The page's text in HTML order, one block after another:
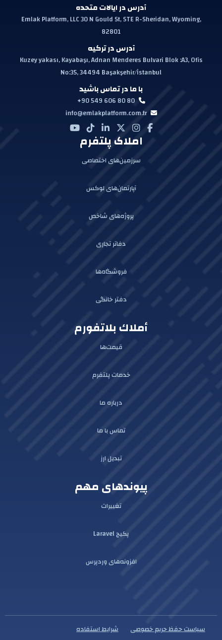
آدرس در ایالات متحده
Emlak Platform, LLC 30 N Gould St, STE R-Sheridan, Wyoming,
82801
آدرس در ترکیه
Kuzey yakası, Kayabaşı, Adnan Menderes Bulvari Blok :A3, Ofis
No:35, 34494 Başakşehir/İstanbul
با ما در تماس باشید
+90 549 606 80 80
info@emlakplatform.com.tr
املاک پلتفرم
سرزمین‌های اختصاصی
آپارتمان‌های لوکس
پروژه‌های شاخص
دفاتر تجاری
فروشگاه‌ها
دفتر خانگی
أملاك بلاتفورم
قیمت‌ها
خدمات پلتفرم
درباره ما
تماس با ما
تبدیل ارز
پیوندهای مهم
تغییرات
پکیج Laravel
افزونه‌های وردپرس
سیاست حفظ حریم خصوصی شرایط استفاده